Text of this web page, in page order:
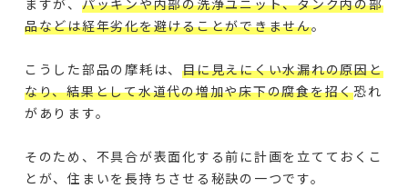
品などは経年劣化を避けることができません。
こうした部品の摩耗は、目に見えにくい水漏れの原因と
なり、結果として水道代の増加や床下の腐食を招く恐れ
があります。
そのため、不具合が表面化する前に計画を立てておくこ
とが、住まいを長持ちさせる秘訣の一つです。